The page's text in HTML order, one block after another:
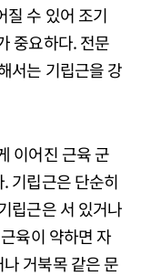
질 수 있어 조기
중요하다. 전문
서는 기립근을 강
이어진 근육 군
기립근은 단순히
립근은 서 있거나
육이 약하면 자
거북목 같은 문